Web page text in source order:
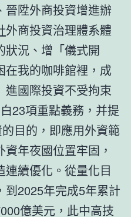
晉陞外商投資增進辦
外商投資治理體系體
狀況、增「儀式開
在我的咖啡館裡，成
進國際投資不受拘束
23項重點義務，并提
目的，即應用外資範
年夜國位置牢固，
連續優化。從量化目
2025年完成5年累計
億美元，此中高技